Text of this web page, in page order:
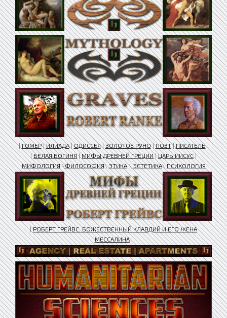
|ГОМЕР|ИЛИАДА|ОДИССЕЯ|ЗОЛОТОЕ РУНО|ПОЭТ|ПИСАТЕЛЬ|
|БЕЛАЯ БОГИНЯ|МИФЫ ДРЕВНЕЙ ГРЕЦИИ|ЦАРЬ ИИСУС|
МИФОЛОГИЯ\ФИЛОСОФИЯ\ЭТИКА\ЭСТЕТИКА\ПСИХОЛОГИЯ
|РОБЕРТ ГРЕЙВС. БОЖЕСТВЕННЫЙ КЛАВДИЙ И ЕГО ЖЕНА
МЕССАЛИНА|